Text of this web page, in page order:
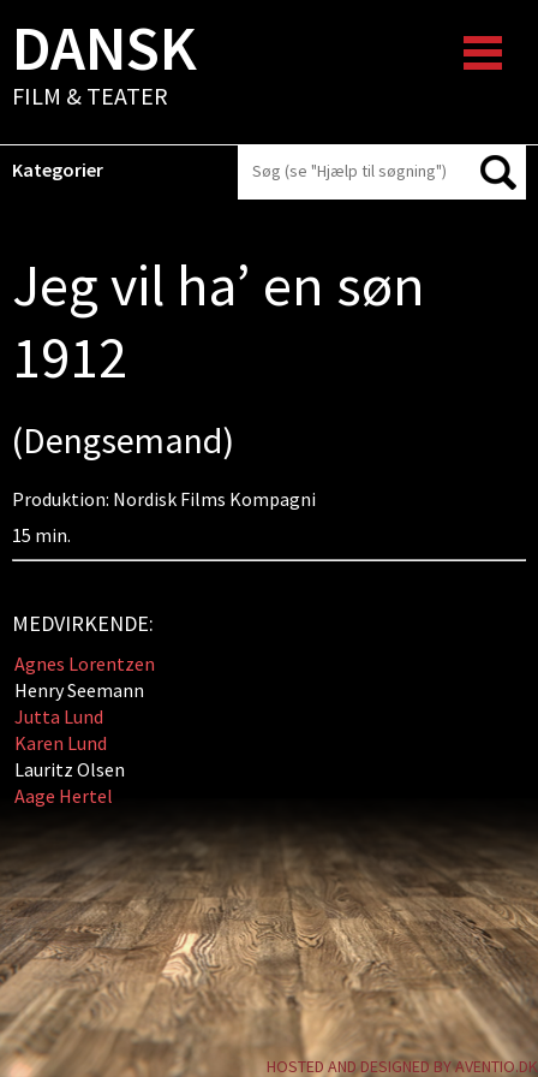
DANSK
FILM & TEATER
Kategorier
Jeg vil ha’ en søn
1912
(Dengsemand)
Produktion: Nordisk Films Kompagni
15 min.
MEDVIRKENDE:
Agnes Lorentzen
Henry Seemann
Jutta Lund
Karen Lund
Lauritz Olsen
Aage Hertel
HOSTED AND DESIGNED BY AVENTIO.DK